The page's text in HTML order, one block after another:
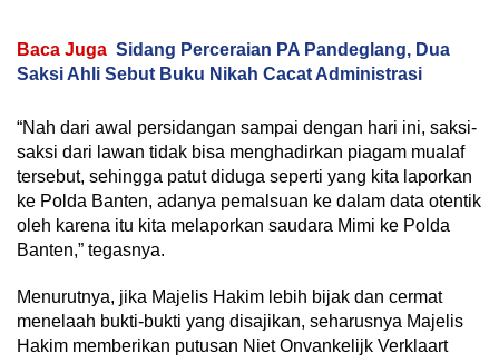
Baca Juga Sidang Perceraian PA Pandeglang, Dua
Saksi Ahli Sebut Buku Nikah Cacat Administrasi
“Nah dari awal persidangan sampai dengan hari ini, saksi-
saksi dari lawan tidak bisa menghadirkan piagam mualaf
tersebut, sehingga patut diduga seperti yang kita laporkan
ke Polda Banten, adanya pemalsuan ke dalam data otentik
oleh karena itu kita melaporkan saudara Mimi ke Polda
Banten,” tegasnya.
Menurutnya, jika Majelis Hakim lebih bijak dan cermat
menelaah bukti-bukti yang disajikan, seharusnya Majelis
Hakim memberikan putusan Niet Onvankelijk Verklaart